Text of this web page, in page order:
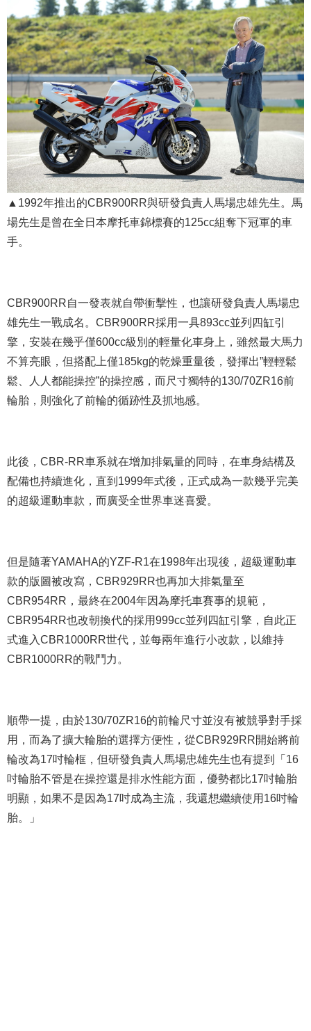
▲1992年推出的CBR900RR與研發負責人馬場忠雄先生。馬
場先生是曾在全日本摩托車錦標賽的125cc組奪下冠軍的車
手。
CBR900RR自一發表就自帶衝擊性，也讓研發負責人馬場忠
雄先生一戰成名。CBR900RR採用一具893cc並列四缸引
擎，安裝在幾乎僅600cc級別的輕量化車身上，雖然最大馬力
不算亮眼，但搭配上僅185kg的乾燥重量後，發揮出”輕輕鬆
鬆、人人都能操控”的操控感，而尺寸獨特的130/70ZR16前
輪胎，則強化了前輪的循跡性及抓地感。
此後，CBR-RR車系就在增加排氣量的同時，在車身結構及
配備也持續進化，直到1999年式後，正式成為一款幾乎完美
的超級運動車款，而廣受全世界車迷喜愛。
但是隨著YAMAHA的YZF-R1在1998年出現後，超級運動車
款的版圖被改寫，CBR929RR也再加大排氣量至
CBR954RR，最終在2004年因為摩托車賽事的規範，
CBR954RR也改朝換代的採用999cc並列四缸引擎，自此正
式進入CBR1000RR世代，並每兩年進行小改款，以維持
CBR1000RR的戰鬥力。
順帶一提，由於130/70ZR16的前輪尺寸並沒有被競爭對手採
用，而為了擴大輪胎的選擇方便性，從CBR929RR開始將前
輪改為17吋輪框，但研發負責人馬場忠雄先生也有提到「16
吋輪胎不管是在操控還是排水性能方面，優勢都比17吋輪胎
明顯，如果不是因為17吋成為主流，我還想繼續使用16吋輪
胎。」